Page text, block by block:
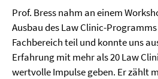
Prof. Bress nahm an einem
Ausbau des Law Clinic-
Fachbereich teil und konnte uns
Erfahrung mit mehr als 20 Law
wertvolle Impulse geben. Er zählt